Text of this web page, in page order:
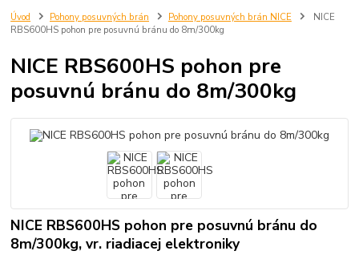
Úvod Pohony posuvných brán Pohony posuvných brán NICE
NICE
RBS600HS pohon pre posuvnú bránu do 8m/300kg
NICE RBS600HS pohon pre
posuvnú bránu do 8m/300kg
NICE RBS600HS pohon pre posuvnú bránu do
8m/300kg, vr. riadiacej elektroniky